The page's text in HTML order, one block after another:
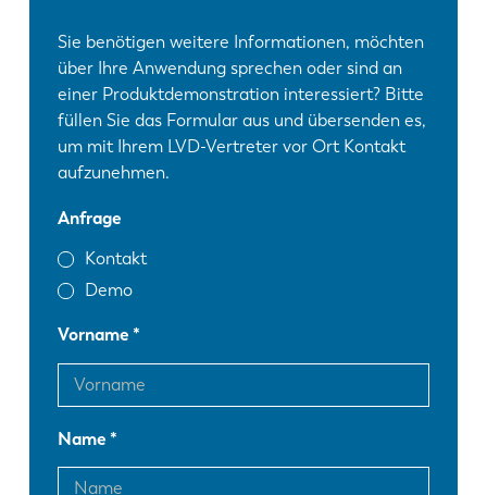
Sie benötigen weitere Informationen, möchten
über Ihre Anwendung sprechen oder sind an
einer Produktdemonstration interessiert? Bitte
füllen Sie das Formular aus und übersenden es,
um mit Ihrem LVD-Vertreter vor Ort Kontakt
aufzunehmen.
Anfrage
Kontakt
Demo
Vorname
Name